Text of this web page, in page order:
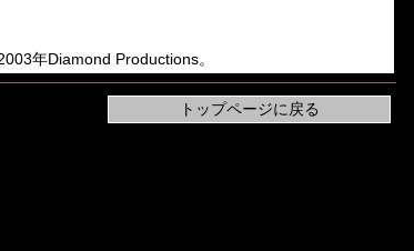
年Diamond Productions。